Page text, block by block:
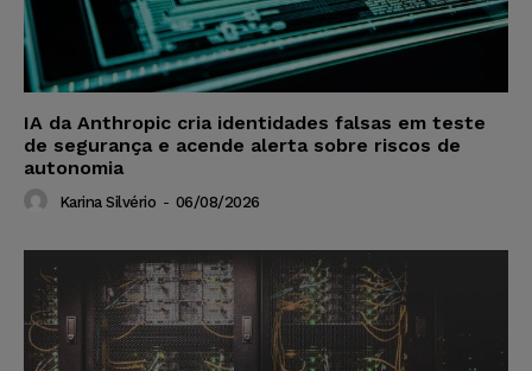
IA da Anthropic cria identidades falsas em teste
de segurança e acende alerta sobre riscos de
autonomia
Karina Silvério - 06/08/2026